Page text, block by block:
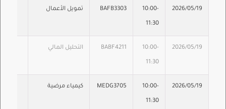
2026/05/19
10:00-
11:30
BAFB3303 تمويل الأعمال
2026/05/19
10:00-
11:30
BABF4211 التحليل المالي
2026/05/19
10:00-
11:30
MEDG3705 كيمياء مرضية